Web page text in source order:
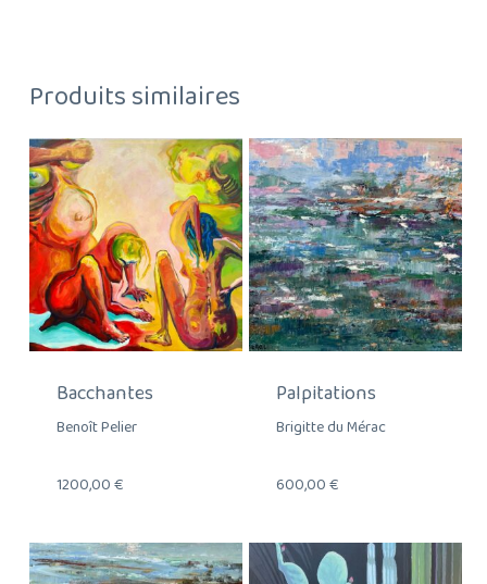
Produits similaires
Bacchantes
Benoît Pelier
1200,00€
Palpitations
Brigitte du Mérac
600,00€